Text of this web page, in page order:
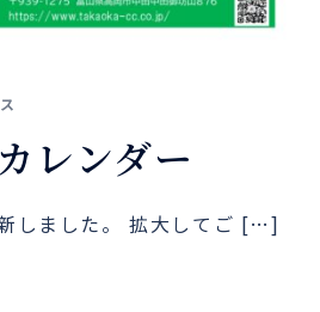
レンダー
しました。 拡大してご […]